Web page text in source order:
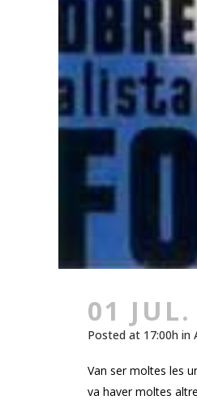
01 JUL.
Posted at 17:00h in
Van ser moltes les
va haver moltes